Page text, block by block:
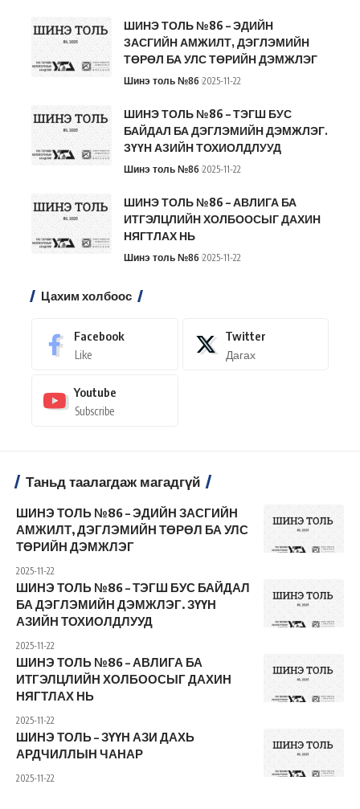
ШИНЭ ТОЛЬ №86 – ЭДИЙН
ЗАСГИЙН АМЖИЛТ, ДЭГЛЭМИЙН
ТӨРӨЛ БА УЛС ТӨРИЙН ДЭМЖЛЭГ
Шинэ толь №86 2025-11-22
ШИНЭ ТОЛЬ №86 – ТЭГШ БУС
БАЙДАЛ БА ДЭГЛЭМИЙН ДЭМЖЛЭГ.
ЗҮҮН АЗИЙН ТОХИОЛДЛУУД
Шинэ толь №86 2025-11-22
ШИНЭ ТОЛЬ №86 – АВЛИГА БА
ИТГЭЛЦЛИЙН ХОЛБООСЫГ ДАХИН
НЯГТЛАХ НЬ
Шинэ толь №86 2025-11-22
Цахим холбоос
Facebook
Like
Twitter
Дагах
Youtube
Subscribe
Таньд таалагдаж магадгүй
ШИНЭ ТОЛЬ №86 – ЭДИЙН ЗАСГИЙН
АМЖИЛТ, ДЭГЛЭМИЙН ТӨРӨЛ БА УЛС
ТӨРИЙН ДЭМЖЛЭГ
2025-11-22
ШИНЭ ТОЛЬ №86 – ТЭГШ БУС БАЙДАЛ
БА ДЭГЛЭМИЙН ДЭМЖЛЭГ. ЗҮҮН
АЗИЙН ТОХИОЛДЛУУД
2025-11-22
ШИНЭ ТОЛЬ №86 – АВЛИГА БА
ИТГЭЛЦЛИЙН ХОЛБООСЫГ ДАХИН
НЯГТЛАХ НЬ
2025-11-22
ШИНЭ ТОЛЬ – ЗҮҮН АЗИ ДАХЬ
АРДЧИЛЛЫН ЧАНАР
2025-11-22